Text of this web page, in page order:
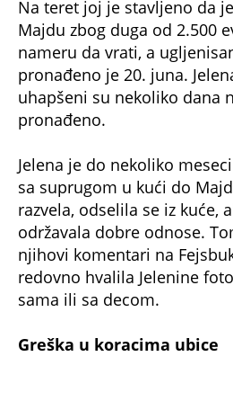
redovno hvalila Jelenine
sama ili sa decom.
Greška u koracima ubice
Policija je razotkrila ubistvo
uradila. Razotkrivena je uz
jednoj beogradskoj
prodala zlatni nakit svoje
Istraga je utvrdila da je
Majdi sa vrata skinula zlatni
prodala. Napravila je još niz
iznajmila automobil kojim je